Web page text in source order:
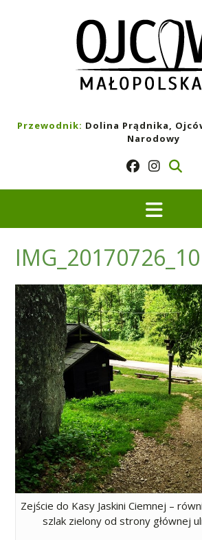
Przewodnik: Dolina Prądnika,
Narodowy
Zejście do Kasy Jaskini Ciemnej –
szlak zielony od strony głównej